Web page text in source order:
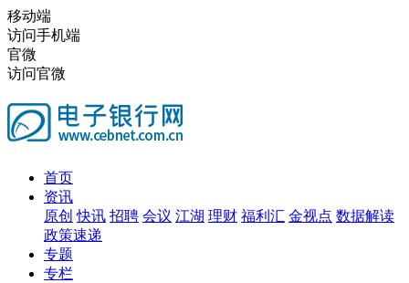
移动端
访问手机端
官微
访问官微
首页
资讯
原创 快讯 招聘 会议 江湖 理财 福利汇 金视点 数据解读
政策速递
专题
专栏